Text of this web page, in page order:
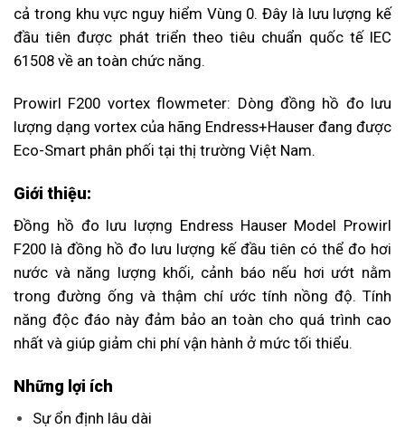
cả trong khu vực nguy hiểm Vùng 0. Đây là lưu lượng kế
đầu tiên được phát triển theo tiêu chuẩn quốc tế IEC
61508 về an toàn chức năng.
Prowirl F200 vortex flowmeter: Dòng đồng hồ đo lưu
lượng dạng vortex của hãng Endress+Hauser đang được
Eco-Smart phân phối tại thị trường Việt Nam.
Giới thiệu:
Đồng hồ đo lưu lượng Endress Hauser Model Prowirl
F200 là đồng hồ đo lưu lượng kế đầu tiên có thể đo hơi
nước và năng lượng khối, cảnh báo nếu hơi ướt nằm
trong đường ống và thậm chí ước tính nồng độ. Tính
năng độc đáo này đảm bảo an toàn cho quá trình cao
nhất và giúp giảm chi phí vận hành ở mức tối thiểu.
Những lợi ích
Sự ổn định lâu dài